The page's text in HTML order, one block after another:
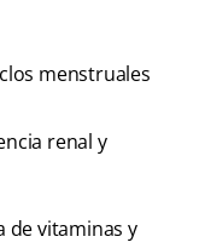
menstruales
renal y
de vitaminas y